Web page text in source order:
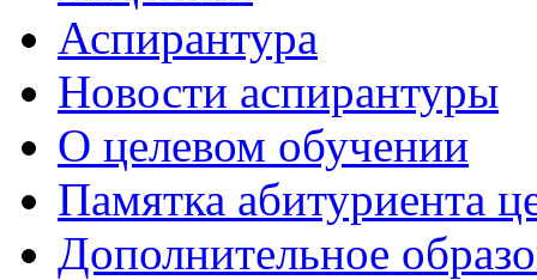
Аспирантура
Новости аспирантуры
О целевом обучении
Памятка абитуриента
Дополнительное